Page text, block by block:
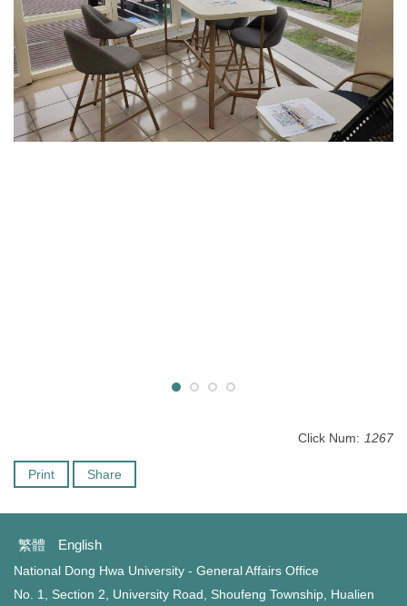
Click Num: 1267
Print Share
繁體 English
National Dong Hwa University - General Affairs Office
No. 1, Section 2, University Road, Shoufeng Township, Hualien